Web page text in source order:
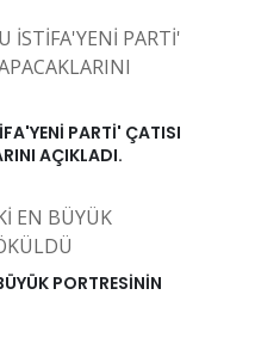
PARTİ' ÇATISI
AÇIKLADI.
PORTRESİNİN